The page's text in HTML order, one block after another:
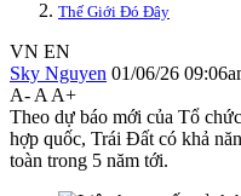
Thế Giới Đó Đây
VN EN
Sky Nguyen 01/06/26
A- A A+
Theo dự báo mới của Tổ
hợp quốc, Trái Đất có khả
toàn trong 5 năm tới.